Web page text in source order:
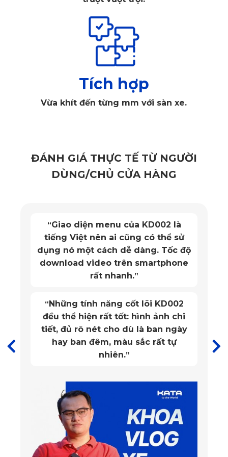
Thảm sàn ô tô 360 giúp bảo vệ toàn diện sàn xe Cadillac Escalade
Chỉ một vết bẩn hay ẩm mốc cũng có thể làm giảm giá trị trải
Thảm sàn ô tô 360 Cadillac Escalade -
Dòng sản phẩm thảm sàn ô tô 360 Cadillac Escalade
minh chứng cho sự đầu tư nghiêm túc vào từng chi tiết nhỏ
nhất. Đây không chỉ là một tấm thảm, mà là sự kết hợp của
công nghệ, vật liệu cao cấp và tư duy thiết kế thông minh.
Vật liệu cao cấp – Chất lượng khác biệt
Khác với các loại thảm thông thường, sản phẩm của KATA
sử dụng nhựa PVC nguyên sinh – loại chất liệu có độ an
Vật liệu đã được kiểm định bởi nhiều tổ chức quốc tế như
SGS châu Âu, TUV, RoHS, ISO... Đảm bảo thảm sàn 360
Cadillac Escalade không có tạp chất, không phát sinh mùi
dưới điều kiện nhiệt độ cao.
Tích hợp
Vừa khít đến từng mm với sàn xe.
ĐÁNH GIÁ THỰC TẾ TỪ NGƯỜI
DÙNG/CHỦ CỬA HÀNG
Mặt trước thảm KATA chống nước,
chống bụi bẩn rất tốt. Mặt sau có
chống trơn trượt. Lắp đặt thì quá
đơn giản! ”
cho người sử dụng. ”